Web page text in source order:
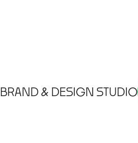
BRAND & DESIGN STUDIO